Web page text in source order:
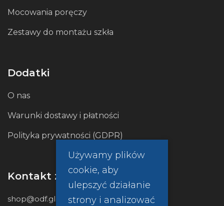
Mocowania poręczy
Zestawy do montażu szkła
Dodatki
O nas
Warunki dostawy i płatności
Polityka prywatności (GDPR)
Kontakt z nami
shop@odf.global
Używamy plików
cookie, aby
ulepszyć działanie
strony i analizować